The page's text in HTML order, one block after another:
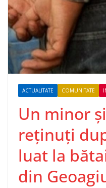
ACTUALITATE COMUNITATE
Un minor
reținuți
luat la
din